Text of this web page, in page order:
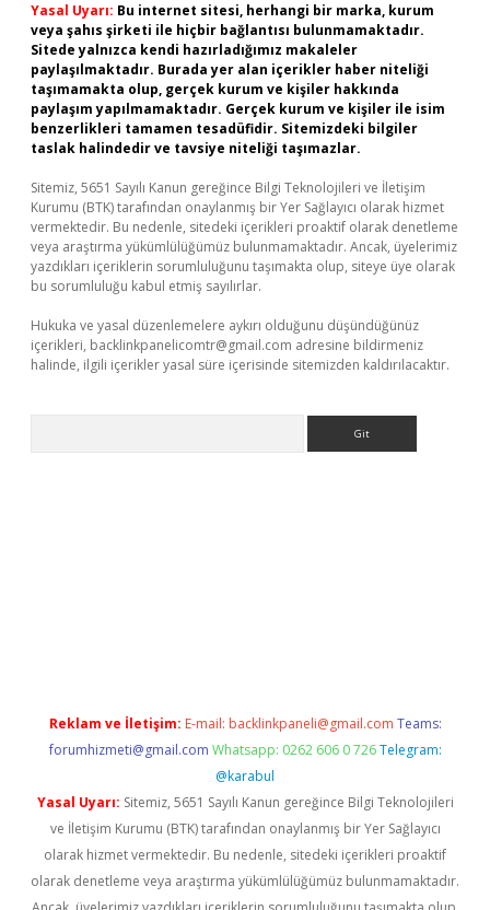
Yasal Uyarı: Bu internet sitesi, herhangi bir marka, kurum
veya şahıs şirketi ile hiçbir bağlantısı bulunmamaktadır.
Sitede yalnızca kendi hazırladığımız makaleler
paylaşılmaktadır. Burada yer alan içerikler haber niteliği
taşımamakta olup, gerçek kurum ve kişiler hakkında
paylaşım yapılmamaktadır. Gerçek kurum ve kişiler ile isim
benzerlikleri tamamen tesadüfidir. Sitemizdeki bilgiler
taslak halindedir ve tavsiye niteliği taşımazlar.
Sitemiz, 5651 Sayılı Kanun gereğince Bilgi Teknolojileri ve İletişim
Kurumu (BTK) tarafından onaylanmış bir Yer Sağlayıcı olarak hizmet
vermektedir. Bu nedenle, sitedeki içerikleri proaktif olarak denetleme
veya araştırma yükümlülüğümüz bulunmamaktadır. Ancak, üyelerimiz
yazdıkları içeriklerin sorumluluğunu taşımakta olup, siteye üye olarak
bu sorumluluğu kabul etmiş sayılırlar.
Hukuka ve yasal düzenlemelere aykırı olduğunu düşündüğünüz
içerikleri, backlinkpanelicomtr@gmail.com adresine bildirmeniz
halinde, ilgili içerikler yasal süre içerisinde sitemizden kaldırılacaktır.
Reklam ve İletişim: E-mail: backlinkpaneli@gmail.com Teams:
forumhizmeti@gmail.com Whatsapp: 0262 606 0 726 Telegram:
@karabul
Yasal Uyarı: Sitemiz, 5651 Sayılı Kanun gereğince Bilgi Teknolojileri
ve İletişim Kurumu (BTK) tarafından onaylanmış bir Yer Sağlayıcı
olarak hizmet vermektedir. Bu nedenle, sitedeki içerikleri proaktif
olarak denetleme veya araştırma yükümlülüğümüz bulunmamaktadır.